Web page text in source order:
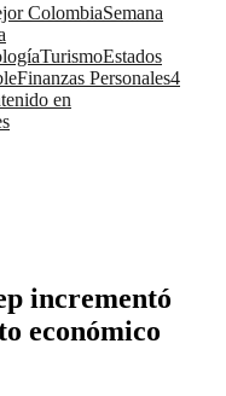
ColombiaSemana
TurismoEstados
Finanzas Personales4
en
incrementó
económico